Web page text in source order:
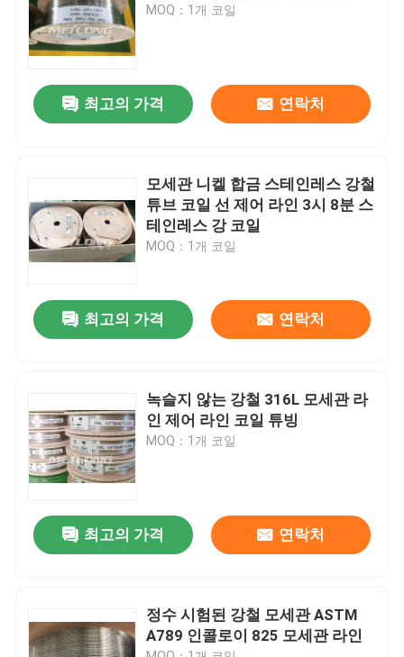
화면
우리에 대하여
품질 관리
연락주세요
뉴스
유압 제어 라인
MOQ：1개 코일
최고의 가격 연락처
모세관 니켈 합금 스테인레스 강철
튜브 코일 선 제어 라인 3시 8분 스
테인레스 강 코일
MOQ：1개 코일
최고의 가격 연락처
녹슬지 않는 강철 316L 모세관 라
인 제어 라인 코일 튜빙
MOQ：1개 코일
최고의 가격 연락처
정수 시험된 강철 모세관 ASTM
A789 인콜로이 825 모세관 라인